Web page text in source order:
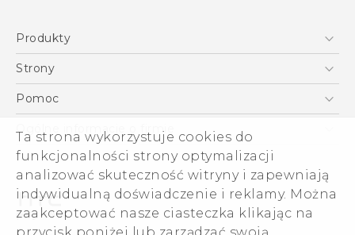
Ta strona wykorzystuje cookies do
funkcjonalności strony optymalizacji
analizować skuteczność witryny i zapewniają
indywidualną doświadczenie i reklamy. Można
zaakceptować nasze ciasteczka klikając na
Polish - Wytyczne dotyczące bezpieczeństwa i
English - User manual
English - Safety and regulatory guide
Produkty
Smartfony
VIVE
Akcesoria
Strony
HTC Vive
Pomoc
Pomoc E-commerce
Ogólne informacje o firmie
ESG
Informacje o firmie
Dla inwestorów (angielski)
Cookie Preferences